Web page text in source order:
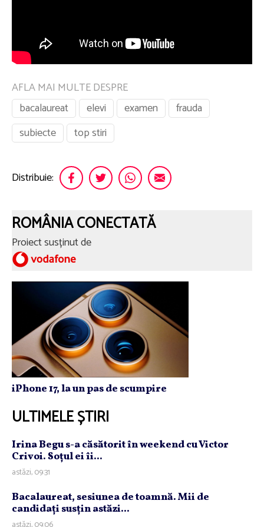
AFLA MAI MULTE DESPRE
bacalaureat
elevi examen
frauda
subiecte
top stiri
Distribuie:
ROMÂNIA CONECTATĂ
Proiect susținut de
iPhone 17, la un pas de scumpire
ULTIMELE ȘTIRI
Irina Begu s-a căsătorit în weekend cu Victor
Crivoi. Soţul ei îi...
astăzi, 09:31
Bacalaureat, sesiunea de toamnă. Mii de
candidaţi susţin astăzi...